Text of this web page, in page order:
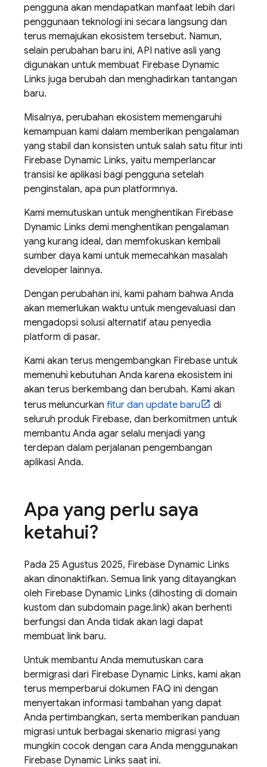
pengguna akan mendapatkan manfaat lebih dari
penggunaan teknologi ini secara langsung dan
terus memajukan ekosistem tersebut. Namun,
selain perubahan baru ini, API native asli yang
digunakan untuk membuat Firebase Dynamic
Links juga berubah dan menghadirkan tantangan
baru.
Misalnya, perubahan ekosistem memengaruhi
kemampuan kami dalam memberikan pengalaman
yang stabil dan konsisten untuk salah satu fitur inti
Firebase Dynamic Links, yaitu memperlancar
transisi ke aplikasi bagi pengguna setelah
penginstalan, apa pun platformnya.
Kami memutuskan untuk menghentikan Firebase
Dynamic Links demi menghentikan pengalaman
yang kurang ideal, dan memfokuskan kembali
sumber daya kami untuk memecahkan masalah
developer lainnya.
Dengan perubahan ini, kami paham bahwa Anda
akan memerlukan waktu untuk mengevaluasi dan
mengadopsi solusi alternatif atau penyedia
platform di pasar.
Kami akan terus mengembangkan Firebase untuk
memenuhi kebutuhan Anda karena ekosistem ini
akan terus berkembang dan berubah. Kami akan
terus meluncurkan fitur dan update baru
di
seluruh produk Firebase, dan berkomitmen untuk
membantu Anda agar selalu menjadi yang
terdepan dalam perjalanan pengembangan
aplikasi Anda.
Apa yang perlu saya
ketahui?
Pada 25 Agustus 2025, Firebase Dynamic Links
akan dinonaktifkan. Semua link yang ditayangkan
oleh Firebase Dynamic Links (dihosting di domain
kustom dan subdomain page.link) akan berhenti
berfungsi dan Anda tidak akan lagi dapat
membuat link baru.
Untuk membantu Anda memutuskan cara
bermigrasi dari Firebase Dynamic Links, kami akan
terus memperbarui dokumen FAQ ini dengan
menyertakan informasi tambahan yang dapat
Anda pertimbangkan, serta memberikan panduan
migrasi untuk berbagai skenario migrasi yang
mungkin cocok dengan cara Anda menggunakan
Firebase Dynamic Links saat ini.